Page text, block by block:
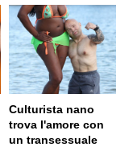
Culturista nano
trova l'amore con
un transessuale